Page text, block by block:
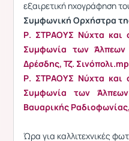
εξαιρετική ηχογράφηση
Συμφωνική Ορχήστρα
Ρ. ΣΤΡΑΟΥΣ Νύχτα και
Συμφωνία των
Δρέσδης, Τζ.
Ρ. ΣΤΡΑΟΥΣ Νύχτα και
Συμφωνία των
Βαυαρικής
Ώρα για καλλιτεχνικές